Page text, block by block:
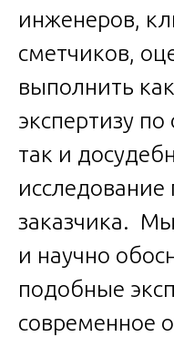
инженеров,
сметчиков,
выполнить
экспертизу
так и
заказчика.
и научно
подобные
современное